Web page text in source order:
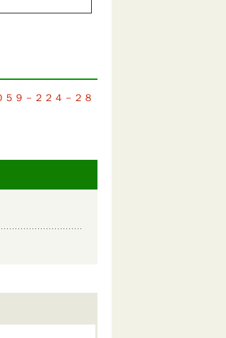
９－２２４－２８